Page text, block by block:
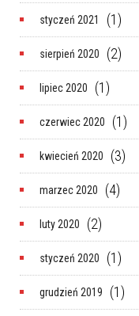
styczeń 2021 (1)
sierpień 2020 (2)
lipiec 2020 (1)
czerwiec 2020 (1)
kwiecień 2020 (3)
marzec 2020 (4)
luty 2020 (2)
styczeń 2020 (1)
grudzień 2019 (1)